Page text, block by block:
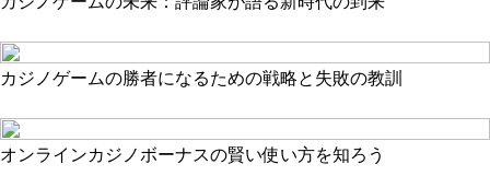
カジノゲームの勝者になるための戦略と失敗の教訓
オンラインカジノボーナスの賢い使い方を知ろう